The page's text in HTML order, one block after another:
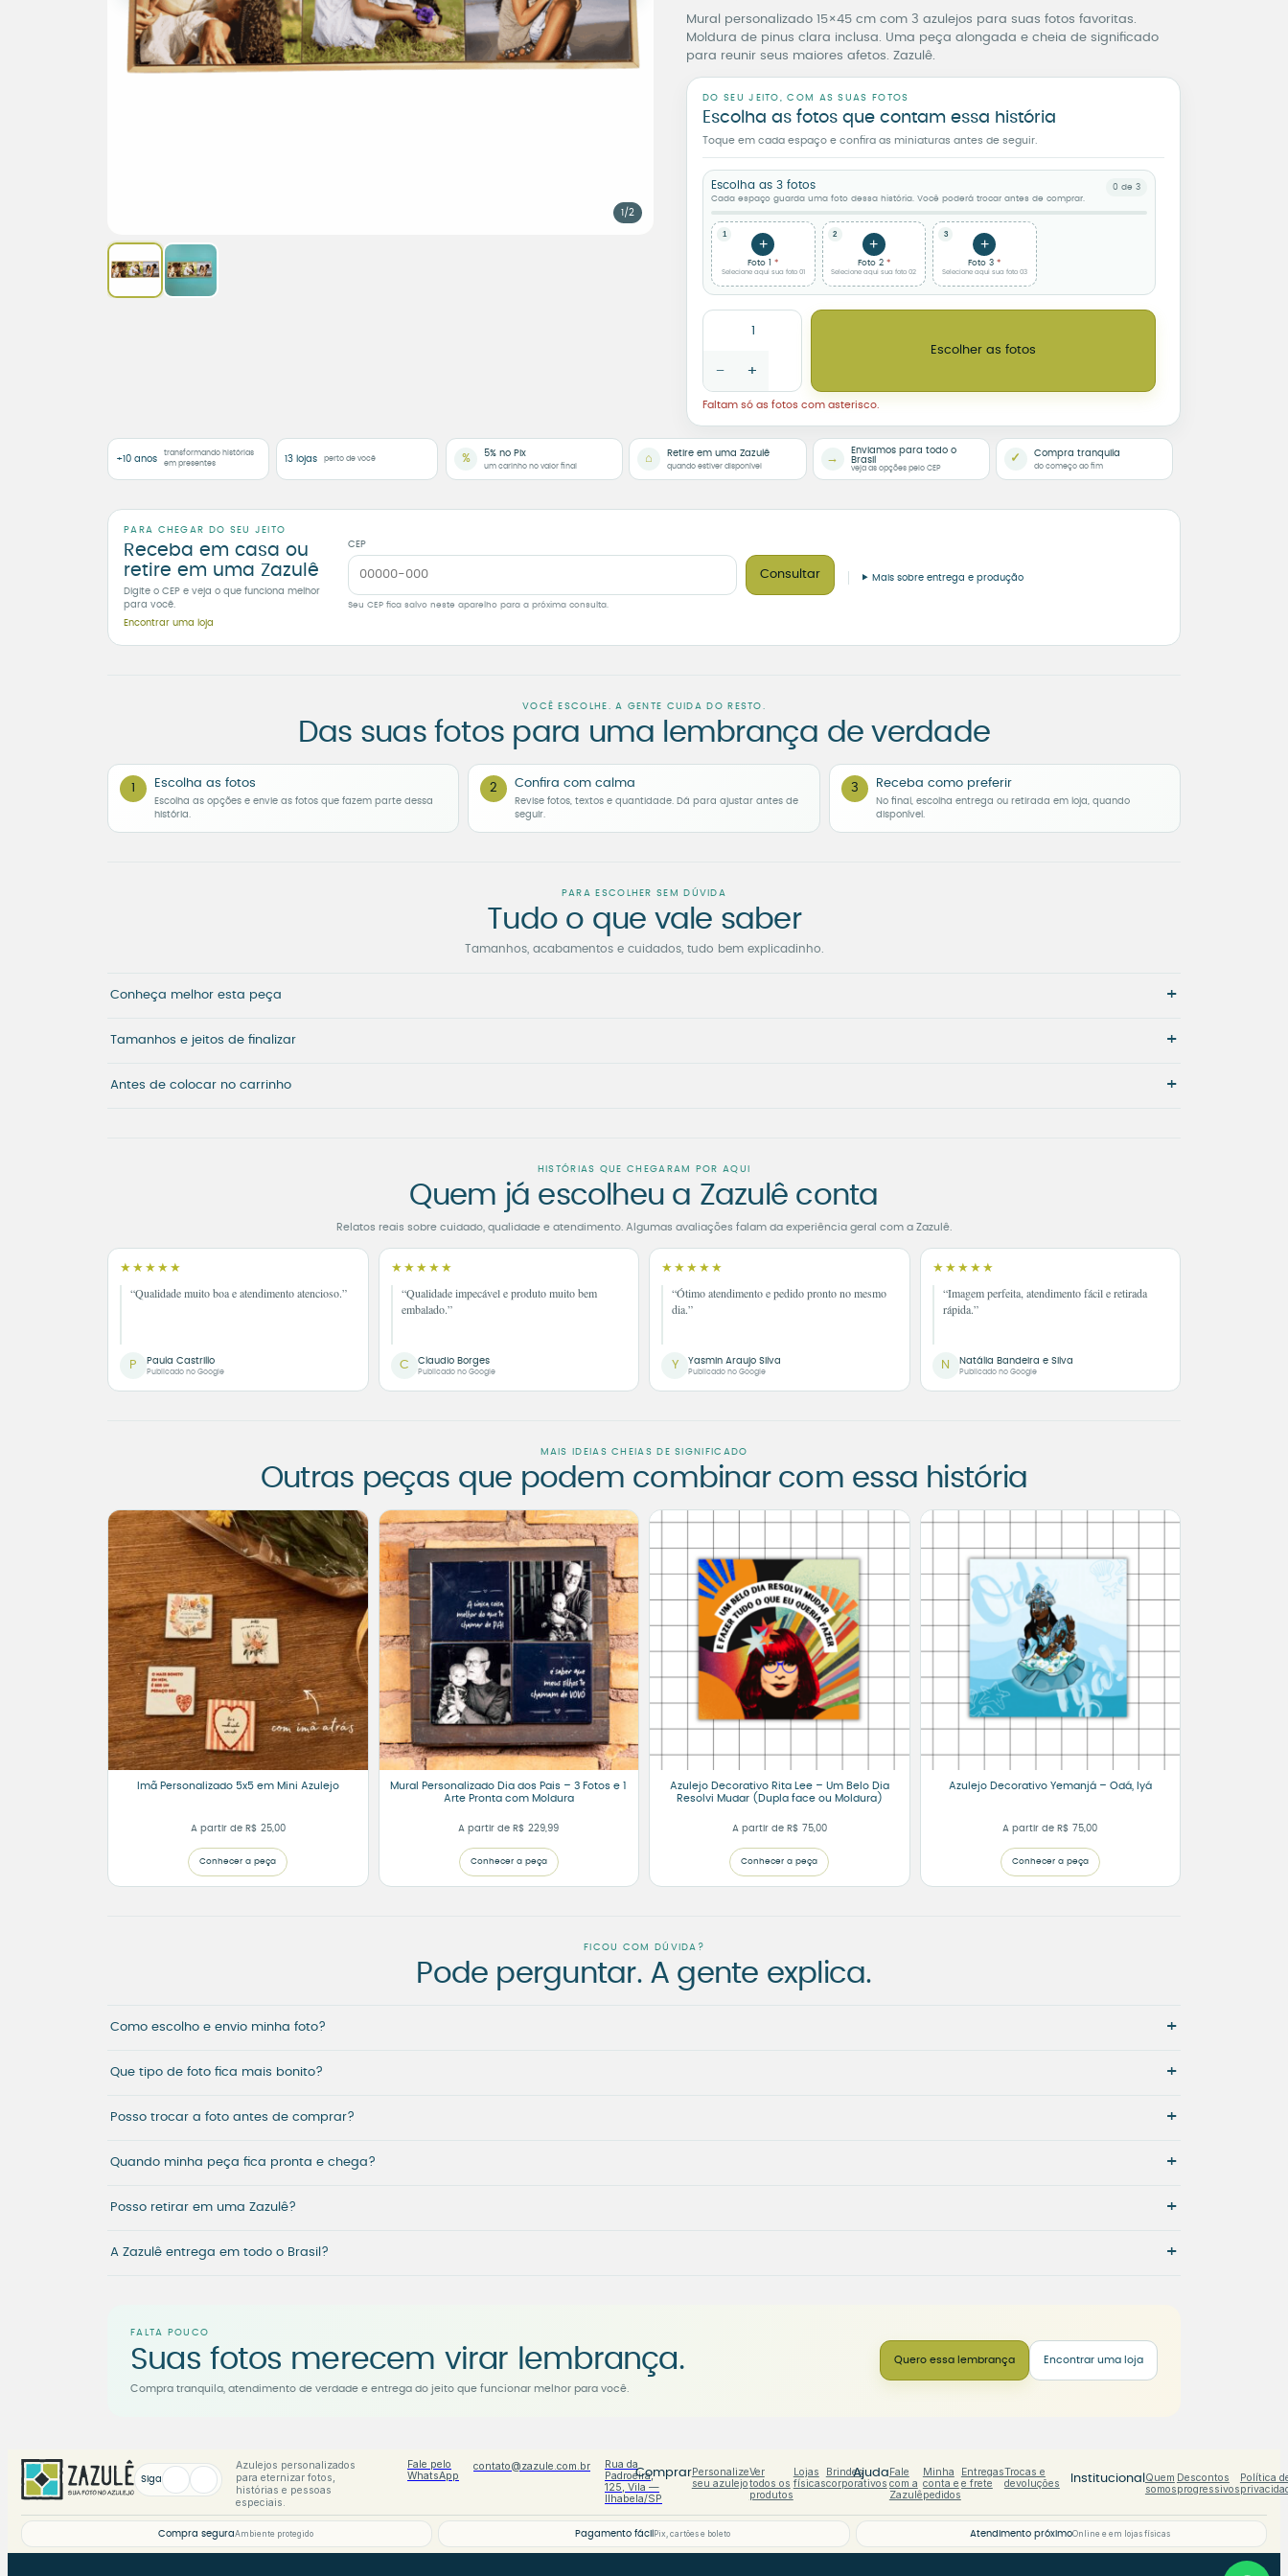
1/2
Mural personalizado 15×45 cm com 3 azulejos para suas fotos favoritas.
Moldura de pinus clara inclusa. Uma peça alongada e cheia de significado
para reunir seus maiores afetos. Zazulê.
DO SEU JEITO, COM AS SUAS FOTOS
Escolha as fotos que contam essa história
Toque em cada espaço e confira as miniaturas antes de seguir.
Escolha as 3 fotos
Cada espaço guarda uma foto dessa história. Você poderá trocar antes de comprar.
0 de 3
1
+
Foto 1
Selecione aqui sua foto 01
2
+
Foto 2
Selecione aqui sua foto 02
3
+
Foto 3
Selecione aqui sua foto 03
Selecione aqui sua foto 01:
Selecione aqui sua foto 02:
Selecione aqui sua foto 03:
Mural Personalizado 15x45 com 3 Fotos – Moldura Moderna quantidade
− +
Escolher as fotos
Faltam só as fotos com asterisco.
+10 anos
transformando histórias
em presentes
13 lojas perto de você % 5% no Pix
um carinho no valor final
⌂ Retire em uma Zazulê
quando estiver disponível
→
Enviamos para todo o
Brasil
veja as opções pelo CEP
✓ Compra tranquila
do começo ao fim
PARA CHEGAR DO SEU JEITO
Receba em casa ou
retire em uma Zazulê
Digite o CEP e veja o que funciona melhor
para você.
Encontrar uma loja
CEP
Consultar
Seu CEP fica salvo neste aparelho para a próxima consulta.
Mais sobre entrega e produção
VOCÊ ESCOLHE. A GENTE CUIDA DO RESTO.
Das suas fotos para uma lembrança de verdade
1 Escolha as fotos
Escolha as opções e envie as fotos que fazem parte dessa
história.
2 Confira com calma
Revise fotos, textos e quantidade. Dá para ajustar antes de
seguir.
3 Receba como preferir
No final, escolha entrega ou retirada em loja, quando
disponível.
PARA ESCOLHER SEM DÚVIDA
Tudo o que vale saber
Tamanhos, acabamentos e cuidados, tudo bem explicadinho.
Conheça melhor esta peça +
Tamanhos e jeitos de finalizar +
Antes de colocar no carrinho +
HISTÓRIAS QUE CHEGARAM POR AQUI
Quem já escolheu a Zazulê conta
Relatos reais sobre cuidado, qualidade e atendimento. Algumas avaliações falam da experiência geral com a Zazulê.
★★★★★
“Qualidade muito boa e atendimento atencioso.”
P Paula Castrillo
Publicado no Google
★★★★★
“Qualidade impecável e produto muito bem
embalado.”
C Claudio Borges
Publicado no Google
★★★★★
“Ótimo atendimento e pedido pronto no mesmo
dia.”
Y Yasmin Araujo Silva
Publicado no Google
★★★★★
“Imagem perfeita, atendimento fácil e retirada
rápida.”
N Natália Bandeira e Silva
Publicado no Google
MAIS IDEIAS CHEIAS DE SIGNIFICADO
Outras peças que podem combinar com essa história
Imã Personalizado 5x5 em Mini Azulejo
A partir de R$ 25,00
Conhecer a peça
Mural Personalizado Dia dos Pais – 3 Fotos e 1
Arte Pronta com Moldura
A partir de R$ 229,99
Conhecer a peça
Azulejo Decorativo Rita Lee – Um Belo Dia
Resolvi Mudar (Dupla face ou Moldura)
A partir de R$ 75,00
Conhecer a peça
Azulejo Decorativo Yemanjá – Odá, Iyá
A partir de R$ 75,00
Conhecer a peça
FICOU COM DÚVIDA?
Pode perguntar. A gente explica.
Como escolho e envio minha foto? +
Que tipo de foto fica mais bonito? +
Posso trocar a foto antes de comprar? +
Quando minha peça fica pronta e chega? +
Posso retirar em uma Zazulê? +
A Zazulê entrega em todo o Brasil? +
FALTA POUCO
Suas fotos merecem virar lembrança.
Compra tranquila, atendimento de verdade e entrega do jeito que funcionar melhor para você.
Quero essa lembrança Encontrar uma loja
Siga
Azulejos personalizados
para eternizar fotos,
histórias e pessoas
especiais.
Fale pelo
WhatsApp
contato@zazule.com.br
Rua da
Padroeira,
125, Vila —
Ilhabela/SP
ComprarPersonalize
seu azulejo
Ver
todos os
produtos
Lojas
físicas
Brindes
corporativos
AjudaFale
com a
Zazulê
Minha
conta e
pedidos
Entregas
e frete
Trocas e
devoluções
Institucional Quem
somos
Descontos
progressivos
Política
Compra seguraAmbiente protegido Pagamento fácil Pix, cartões e boleto Atendimento próximoOnline e em lojas físicas